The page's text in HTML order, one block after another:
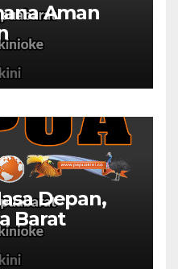
Aman
Depan,
Barat
RKPD 2027